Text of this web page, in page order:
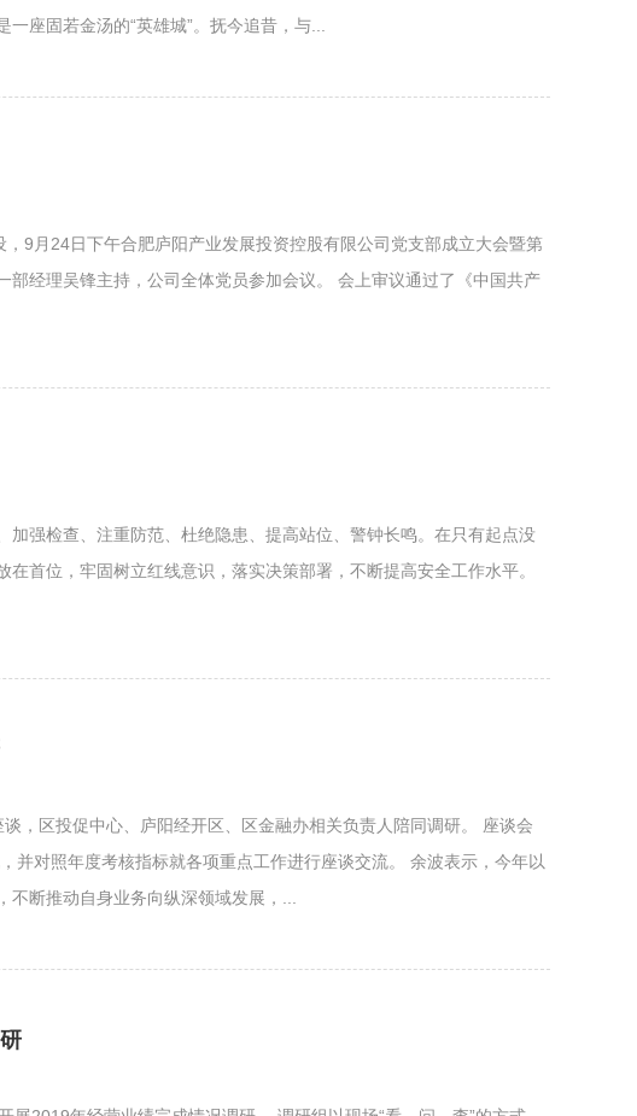
座固若金汤的“英雄城”。抚今追昔，与...
9月24日下午合肥庐阳产业发展投资控股有限公司党支部成立大会暨第
经理吴锋主持，公司全体党员参加会议。 会上审议通过了《中国共产
强检查、注重防范、杜绝隐患、提高站位、警钟长鸣。在只有起点没
首位，牢固树立红线意识，落实决策部署，不断提高安全工作水平。
，区投促中心、庐阳经开区、区金融办相关负责人陪同调研。 座谈会
并对照年度考核指标就各项重点工作进行座谈交流。 余波表示，今年以
断推动自身业务向纵深领域发展，...